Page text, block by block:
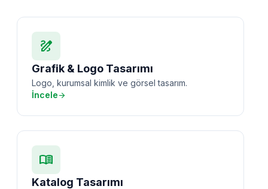
draw
Grafik & Logo Tasarımı
Logo, kurumsal kimlik ve görsel tasarım.
İncelearrow_forward
menu_book
Katalog Tasarımı